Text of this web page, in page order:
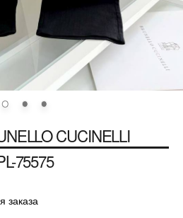
CUCINELLI
75575
заказа